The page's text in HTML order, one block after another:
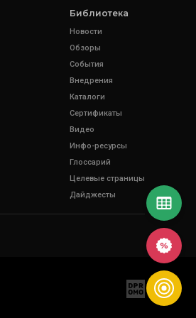
Библиотека
Новости
Обзоры
События
Внедрения
Каталоги
Сертификаты
Видео
Инфо-ресурсы
Глоссарий
Целевые страницы
Дайджесты